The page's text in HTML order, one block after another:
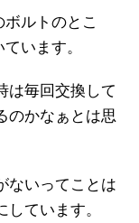
ルトのとこ
います。
は毎回交換して
のかなぁとは思
ないってことは
ています。